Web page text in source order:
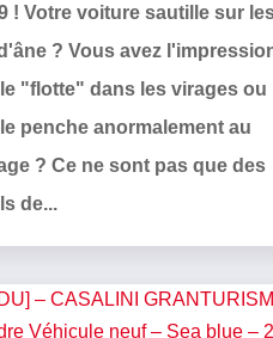
! Votre voiture sautille sur
? Vous avez
"flotte" dans les virages ou
penche anormalement au
? Ce ne sont pas que des
de...